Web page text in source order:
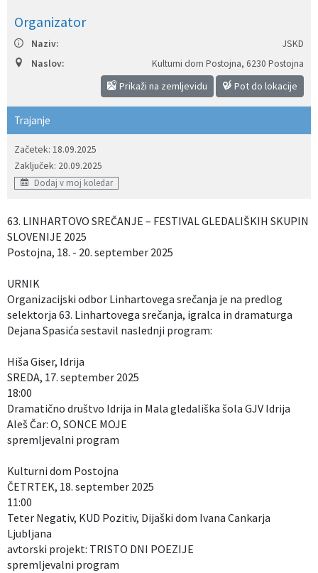
Organizator
Naziv:
JSKD
Naslov:
Kulturni dom Postojna, 6230 Postojna
Prikaži na zemljevidu Pot do lokacije
Trajanje
Začetek: 18.09.2025
Zaključek: 20.09.2025
Dodaj v moj koledar
63. LINHARTOVO SREČANJE – FESTIVAL GLEDALIŠKIH SKUPIN
SLOVENIJE 2025
Postojna, 18. - 20. september 2025
URNIK
Organizacijski odbor Linhartovega srečanja je na predlog
selektorja 63. Linhartovega srečanja, igralca in dramaturga
Dejana Spasića sestavil naslednji program:
Hiša Giser, Idrija
SREDA, 17. september 2025
18:00
Dramatično društvo Idrija in Mala gledališka šola GJV Idrija
Aleš Čar: O, SONCE MOJE
spremljevalni program
Kulturni dom Postojna
ČETRTEK, 18. september 2025
11:00
Teter Negativ, KUD Pozitiv, Dijaški dom Ivana Cankarja
Ljubljana
avtorski projekt: TRISTO DNI POEZIJE
spremljevalni program
Izobraževanje
Kultura, šport in turizem
Skupna občinska uprava